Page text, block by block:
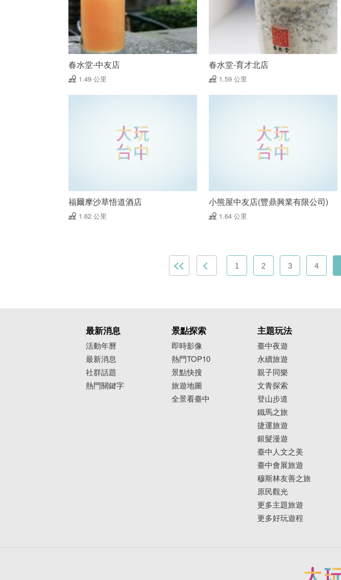
春水堂-中友店
1.49 公里
春水堂-育才北店
1.59 公里
福爾摩沙草悟道酒店
1.62 公里
小熊屋中友店(豐鼎興業有限公司)
1.64 公里
1 2 3 4
最新消息
活動年曆
最新消息
社群話題
熱門關鍵字
景點探索
即時影像
熱門TOP10
景點快搜
旅遊地圖
全景看臺中
主題玩法
臺中夜遊
永續旅遊
親子同樂
文青探索
登山步道
鐵馬之旅
捷運旅遊
銀髮漫遊
臺中人文之美
臺中會展旅遊
穆斯林友善之旅
原民觀光
更多主題旅遊
更多好玩遊程